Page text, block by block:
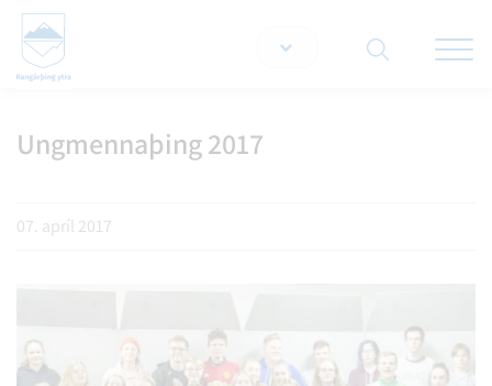
Ungmennaþing 2017
07. apríl 2017
Leita á vef